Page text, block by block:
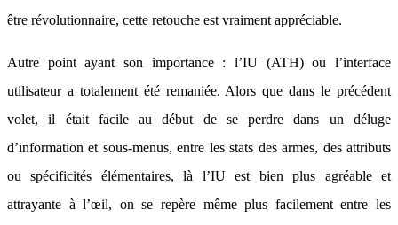
être révolutionnaire, cette retouche est vraiment appréciable.
Autre point ayant son importance : l’IU (ATH) ou l’interface
utilisateur a totalement été remaniée. Alors que dans le précédent
volet, il était facile au début de se perdre dans un déluge
d’information et sous-menus, entre les stats des armes, des attributs
ou spécificités élémentaires, là l’IU est bien plus agréable et
attrayante à l’œil, on se repère même plus facilement entre les